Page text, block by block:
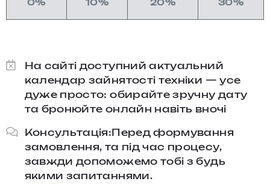
0% 10% 20% 30%
На сайті доступний актуальний
календар зайнятості техніки — усе
дуже просто: обирайте зручну дату
та бронюйте онлайн навіть вночі
Консультація:Перед формування
замовлення, та під час процесу,
завжди допоможемо тобі з будь
якими запитаннями.​